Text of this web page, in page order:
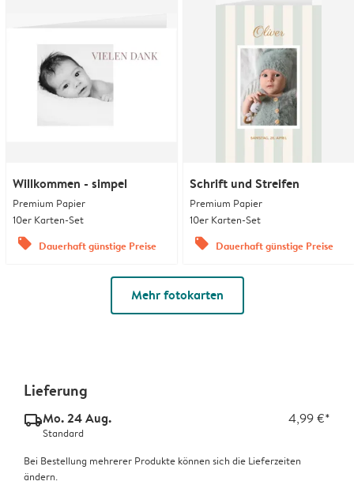
Willkommen - simpel
Premium Papier
10er Karten-Set
offers Dauerhaft günstige Preise
Schrift und Streifen
Premium Papier
10er Karten-Set
offers Dauerhaft günstige Preise
Mehr fotokarten
Lieferung
delivery_standard_v2Mo. 24 Aug. 4,99 €*
Standard
Bei Bestellung mehrerer Produkte können sich die Lieferzeiten
ändern.